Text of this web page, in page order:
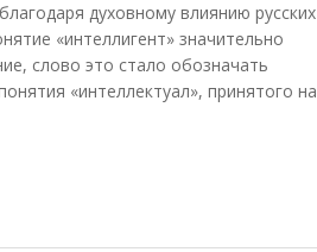
духовному влиянию русских
«интеллигент» значительно
слово это стало обозначать
«интеллектуал», принятого на